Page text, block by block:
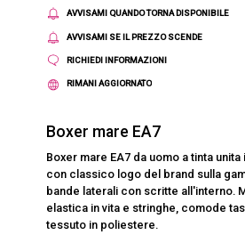
AVVISAMI QUANDO TORNA DISPONIBILE
AVVISAMI SE IL PREZZO SCENDE
RICHIEDI INFORMAZIONI
RIMANI AGGIORNATO
Boxer mare EA7
Boxer mare EA7 da uomo a tinta
con classico logo del brand sulla
bande laterali con scritte all'interno.
elastica in vita e stringhe, comode
tessuto in poliestere.